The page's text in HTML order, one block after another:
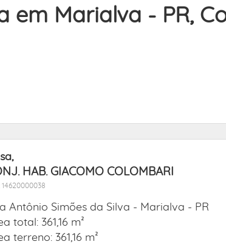
em Marialva - PR,
HAB. GIACOMO COLOMBARI
14620000038
Antônio Simões da Silva - Marialva - PR
total: 361,16 m²
terreno: 361,16 m²